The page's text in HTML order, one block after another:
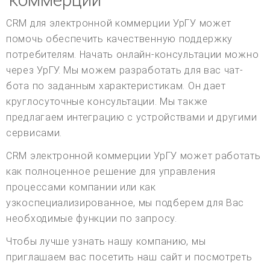
CRM для электронной коммерции УрГУ может
помочь обеспечить качественную поддержку
потребителям. Начать онлайн-консультации можно
через УрГУ. Мы можем разработать для вас чат-
бота по заданным характеристикам. Он дает
круглосуточные консультации. Мы также
предлагаем интеграцию с устройствами и другими
сервисами.
CRM электронной коммерции УрГУ может работать
как полноценное решение для управления
процессами компании или как
узкоспециализированное, мы подберем для Вас
необходимые функции по запросу.
Чтобы лучше узнать нашу компанию, мы
приглашаем вас посетить наш сайт и посмотреть